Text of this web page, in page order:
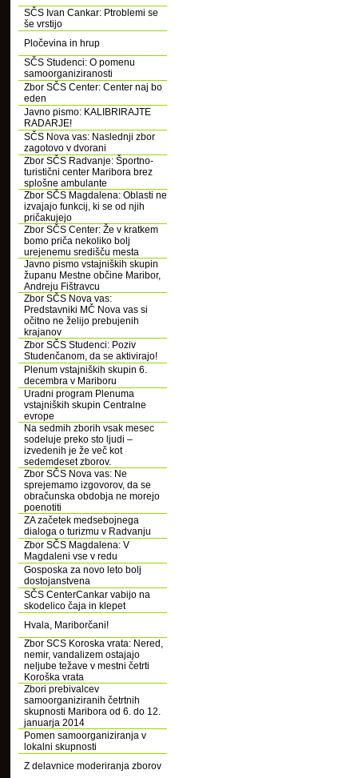
SČS Ivan Cankar: Ptroblemi se
še vrstijo
Pločevina in hrup
SČS Studenci: O pomenu
samoorganiziranosti
Zbor SČS Center: Center naj bo
eden
Javno pismo: KALIBRIRAJTE
RADARJE!
SČS Nova vas: Naslednji zbor
zagotovo v dvorani
Zbor SČS Radvanje: Športno-
turistični center Maribora brez
splošne ambulante
Zbor SČS Magdalena: Oblasti ne
izvajajo funkcij, ki se od njih
pričakujejo
Zbor SČS Center: Že v kratkem
bomo priča nekoliko bolj
urejenemu središču mesta
Javno pismo vstajniških skupin
županu Mestne občine Maribor,
Andreju Fištravcu
Zbor SČS Nova vas:
Predstavniki MČ Nova vas si
očitno ne želijo prebujenih
krajanov
Zbor SČS Studenci: Poziv
Studenčanom, da se aktivirajo!
Plenum vstajniških skupin 6.
decembra v Mariboru
Uradni program Plenuma
vstajniških skupin Centralne
evrope
Na sedmih zborih vsak mesec
sodeluje preko sto ljudi –
izvedenih je že več kot
sedemdeset zborov.
Zbor SČS Nova vas: Ne
sprejemamo izgovorov, da se
obračunska obdobja ne morejo
poenotiti
ZA začetek medsebojnega
dialoga o turizmu v Radvanju
Zbor SČS Magdalena: V
Magdaleni vse v redu
Gosposka za novo leto bolj
dostojanstvena
SČS CenterCankar vabijo na
skodelico čaja in klepet
Hvala, Mariborčani!
Zbor SCS Koroska vrata: Nered,
nemir, vandalizem ostajajo
neljube težave v mestni četrti
Koroška vrata
Zbori prebivalcev
samoorganiziranih četrtnih
skupnosti Maribora od 6. do 12.
januarja 2014
Pomen samoorganiziranja v
lokalni skupnosti
Z delavnice moderiranja zborov